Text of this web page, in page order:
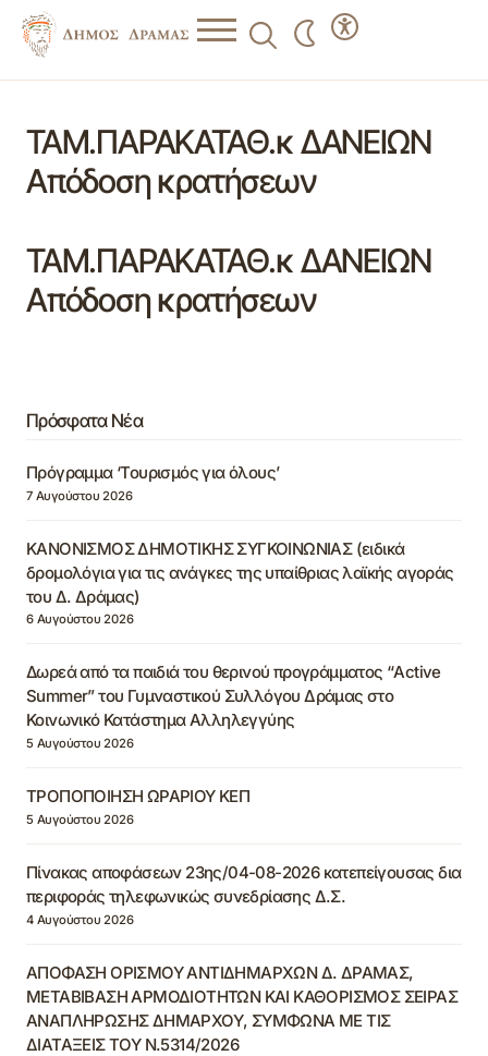
ΤΑΜ.ΠΑΡΑΚΑΤΑΘ.κ ΔΑΝΕΙΩΝ
Απόδοση κρατήσεων
ΤΑΜ.ΠΑΡΑΚΑΤΑΘ.κ ΔΑΝΕΙΩΝ
Απόδοση κρατήσεων
Πρόσφατα Νέα
Πρόγραμμα ‘Τουρισμός για όλους’
7 Αυγούστου 2026
ΚΑΝΟΝΙΣΜΟΣ ΔΗΜΟΤΙΚΗΣ ΣΥΓΚΟΙΝΩΝΙΑΣ (ειδικά
δρομολόγια για τις ανάγκες της υπαίθριας λαϊκής αγοράς
του Δ. Δράμας)
6 Αυγούστου 2026
Δωρεά από τα παιδιά του θερινού προγράμματος “Active
Summer” του Γυμναστικού Συλλόγου Δράμας στο
Κοινωνικό Κατάστημα Αλληλεγγύης
5 Αυγούστου 2026
ΤΡΟΠΟΠΟΙΗΣΗ ΩΡΑΡΙΟΥ ΚΕΠ
5 Αυγούστου 2026
Πίνακας αποφάσεων 23ης/04-08-2026 κατεπείγουσας δια
περιφοράς τηλεφωνικώς συνεδρίασης Δ.Σ.
4 Αυγούστου 2026
ΑΠΟΦΑΣΗ ΟΡΙΣΜΟΥ ΑΝΤΙΔΗΜΑΡΧΩΝ Δ. ΔΡΑΜΑΣ,
ΜΕΤΑΒΙΒΑΣΗ ΑΡΜΟΔΙΟΤΗΤΩΝ ΚΑΙ ΚΑΘΟΡΙΣΜΟΣ ΣΕΙΡΑΣ
ΑΝΑΠΛΗΡΩΣΗΣ ΔΗΜΑΡΧΟΥ, ΣΥΜΦΩΝΑ ΜΕ ΤΙΣ
ΔΙΑΤΑΞΕΙΣ ΤΟΥ Ν.5314/2026